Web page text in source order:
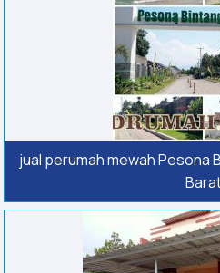
jual perumah mewah Pesona